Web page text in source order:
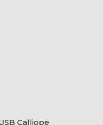
Calliope